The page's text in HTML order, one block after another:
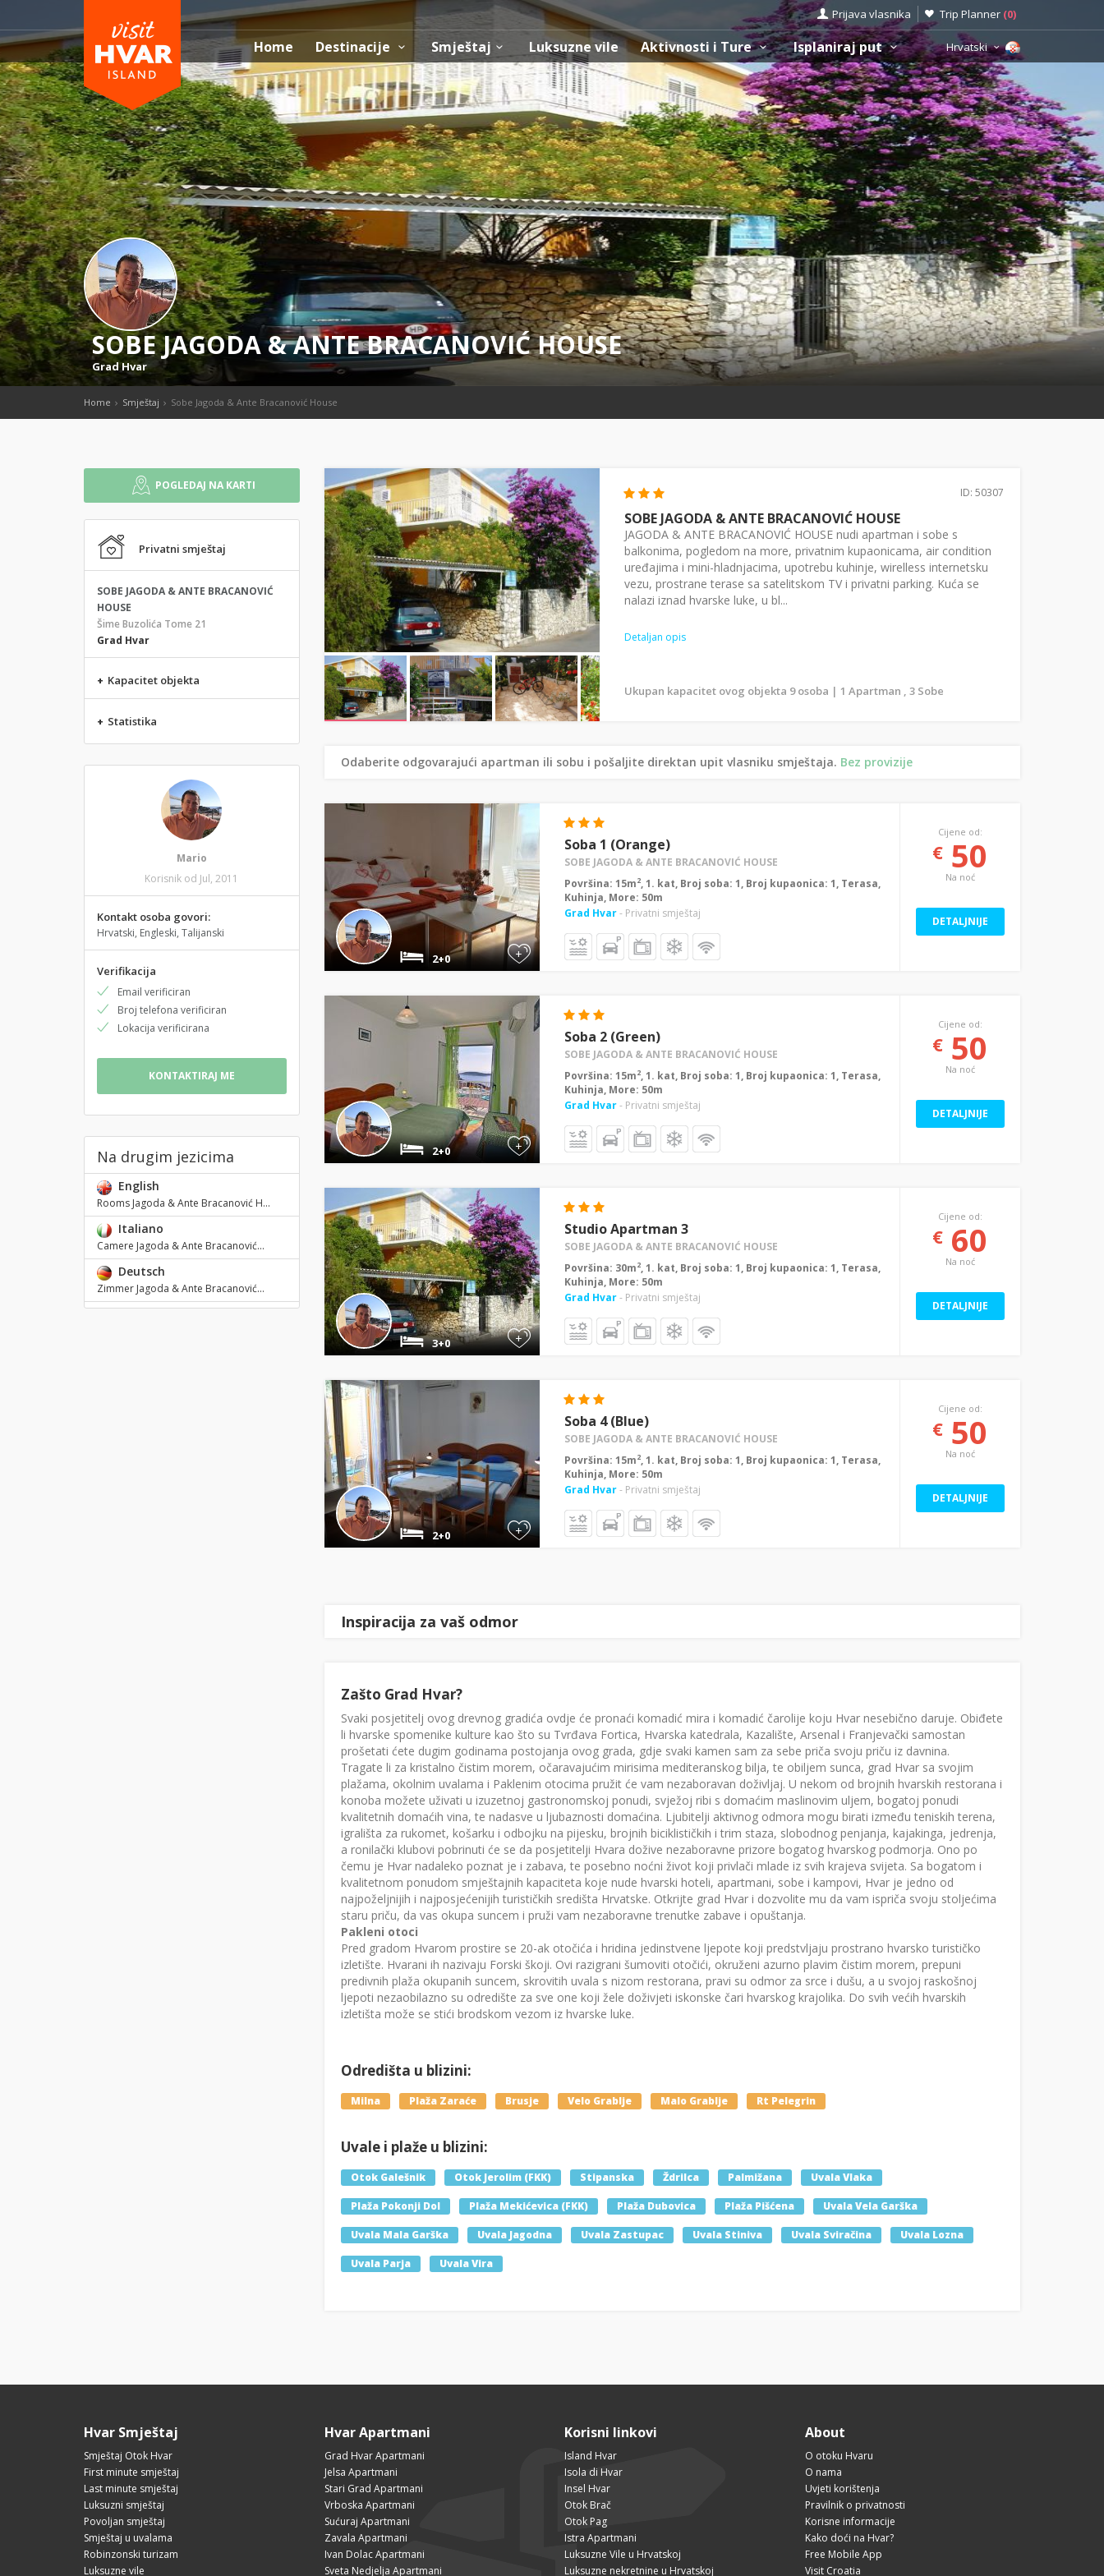
Prijava vlasnika Trip Planner (0)
Home Destinacije Smještaj Luksuzne vile Aktivnosti i Ture Isplaniraj put Hrvatski
SOBE JAGODA & ANTE BRACANOVIĆ HOUSE
Grad Hvar
Home Smještaj Sobe Jagoda & Ante Bracanović House
POGLEDAJ NA KARTI
Privatni smještaj
SOBE JAGODA & ANTE BRACANOVIĆ
HOUSE
Šime Buzolića Tome 21
Grad Hvar
+ Kapacitet objekta
+ Statistika
Mario
Korisnik od Jul, 2011
Kontakt osoba govori:
Hrvatski, Engleski, Talijanski
Verifikacija
Email verificiran
Broj telefona verificiran
Lokacija verificirana
KONTAKTIRAJ ME
Na drugim jezicima
English
Rooms Jagoda & Ante Bracanović H...
Italiano
Camere Jagoda & Ante Bracanović...
Deutsch
Zimmer Jagoda & Ante Bracanović...
ID: 50307
SOBE JAGODA & ANTE BRACANOVIĆ HOUSE
JAGODA & ANTE BRACANOVIĆ HOUSE nudi apartman i sobe s
balkonima, pogledom na more, privatnim kupaonicama, air condition
uređajima i mini-hladnjacima, upotrebu kuhinje, wirelless internetsku
vezu, prostrane terase sa satelitskom TV i privatni parking. Kuća se
nalazi iznad hvarske luke, u bl...
Detaljan opis
Ukupan kapacitet ovog objekta 9 osoba | 1 Apartman , 3 Sobe
Odaberite odgovarajući apartman ili sobu i pošaljite direktan upit vlasniku smještaja. Bez provizije
+
2+0
Soba 1 (Orange)
SOBE JAGODA & ANTE BRACANOVIĆ HOUSE
Površina: 15m2, 1. kat, Broj soba: 1, Broj kupaonica: 1, Terasa,
Kuhinja, More: 50m
Grad Hvar- Privatni smještaj
Cijene od:
€ 50
Na noć
DETALJNIJE
+
2+0
Soba 2 (Green)
SOBE JAGODA & ANTE BRACANOVIĆ HOUSE
Površina: 15m2, 1. kat, Broj soba: 1, Broj kupaonica: 1, Terasa,
Kuhinja, More: 50m
Grad Hvar- Privatni smještaj
Cijene od:
€ 50
Na noć
DETALJNIJE
+
3+0
Studio Apartman 3
SOBE JAGODA & ANTE BRACANOVIĆ HOUSE
Površina: 30m2, 1. kat, Broj soba: 1, Broj kupaonica: 1, Terasa,
Kuhinja, More: 50m
Grad Hvar- Privatni smještaj
Cijene od:
€ 60
Na noć
DETALJNIJE
+
2+0
Soba 4 (Blue)
SOBE JAGODA & ANTE BRACANOVIĆ HOUSE
Površina: 15m2, 1. kat, Broj soba: 1, Broj kupaonica: 1, Terasa,
Kuhinja, More: 50m
Grad Hvar- Privatni smještaj
Cijene od:
€ 50
Na noć
DETALJNIJE
Inspiracija za vaš odmor
Zašto Grad Hvar?
Svaki posjetitelj ovog drevnog gradića ovdje će pronaći komadić mira i komadić čarolije koju Hvar nesebično daruje. Obiđete
li hvarske spomenike kulture kao što su Tvrđava Fortica, Hvarska katedrala, Kazalište, Arsenal i Franjevački samostan
prošetati ćete dugim godinama postojanja ovog grada, gdje svaki kamen sam za sebe priča svoju priču iz davnina.
Tragate li za kristalno čistim morem, očaravajućim mirisima mediteranskog bilja, te obiljem sunca, grad Hvar sa svojim
plažama, okolnim uvalama i Paklenim otocima pružit će vam nezaboravan doživljaj. U nekom od brojnih hvarskih restorana i
konoba možete uživati u izuzetnoj gastronomskoj ponudi, svježoj ribi s domaćim maslinovim uljem, bogatoj ponudi
kvalitetnih domaćih vina, te nadasve u ljubaznosti domaćina. Ljubitelji aktivnog odmora mogu birati između teniskih terena,
igrališta za rukomet, košarku i odbojku na pijesku, brojnih biciklističkih i trim staza, slobodnog penjanja, kajakinga, jedrenja,
a ronilački klubovi pobrinuti će se da posjetitelji Hvara dožive nezaboravne prizore bogatog hvarskog podmorja. Ono po
čemu je Hvar nadaleko poznat je i zabava, te posebno noćni život koji privlači mlade iz svih krajeva svijeta. Sa bogatom i
kvalitetnom ponudom smještajnih kapaciteta koje nude hvarski hoteli, apartmani, sobe i kampovi, Hvar je jedno od
najpoželjnijih i najposjećenijih turističkih središta Hrvatske. Otkrijte grad Hvar i dozvolite mu da vam ispriča svoju stoljećima
staru priču, da vas okupa suncem i pruži vam nezaboravne trenutke zabave i opuštanja.
Pakleni otoci
Pred gradom Hvarom prostire se 20-ak otočića i hridina jedinstvene ljepote koji predstvljaju prostrano hvarsko turističko
izletište. Hvarani ih nazivaju Forski škoji. Ovi razigrani šumoviti otočići, okruženi azurno plavim čistim morem, prepuni
predivnih plaža okupanih suncem, skrovitih uvala s nizom restorana, pravi su odmor za srce i dušu, a u svojoj raskošnoj
ljepoti nezaobilazno su odredište za sve one koji žele doživjeti iskonske čari hvarskog krajolika. Do svih većih hvarskih
izletišta može se stići brodskom vezom iz hvarske luke.
Odredišta u blizini:
Milna Plaža Zaraće Brusje Velo Grablje Malo Grablje Rt Pelegrin
Uvale i plaže u blizini:
Otok Galešnik Otok Jerolim (FKK) Stipanska Ždrilca Palmižana Uvala Vlaka
Plaža Pokonji Dol Plaža Mekićevica (FKK) Plaža Dubovica Plaža Pišćena Uvala Vela Garška
Uvala Mala Garška Uvala Jagodna Uvala Zastupac Uvala Stiniva Uvala Sviračina Uvala Lozna
Uvala Parja Uvala Vira
Hvar Smještaj
Smještaj Otok Hvar
First minute smještaj
Last minute smještaj
Luksuzni smještaj
Povoljan smještaj
Smještaj u uvalama
Robinzonski turizam
Luksuzne vile
Hvar Apartmani
Grad Hvar Apartmani
Jelsa Apartmani
Stari Grad Apartmani
Vrboska Apartmani
Sućuraj Apartmani
Zavala Apartmani
Ivan Dolac Apartmani
Sveta Nedjelja Apartmani
Korisni linkovi
Island Hvar
Isola di Hvar
Insel Hvar
Otok Brač
Otok Pag
Istra Apartmani
Luksuzne Vile u Hrvatskoj
Luksuzne nekretnine u Hrvatskoj
About
O otoku Hvaru
O nama
Uvjeti korištenja
Pravilnik o privatnosti
Korisne informacije
Kako doći na Hvar?
Free Mobile App
Visit Croatia